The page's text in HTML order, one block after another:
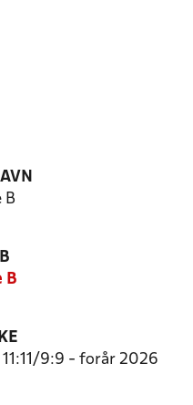
B
B
11:11/9:9 - forår 2026